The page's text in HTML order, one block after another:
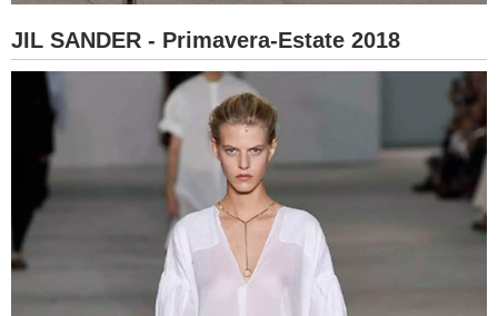
JIL SANDER - Primavera-Estate 2018